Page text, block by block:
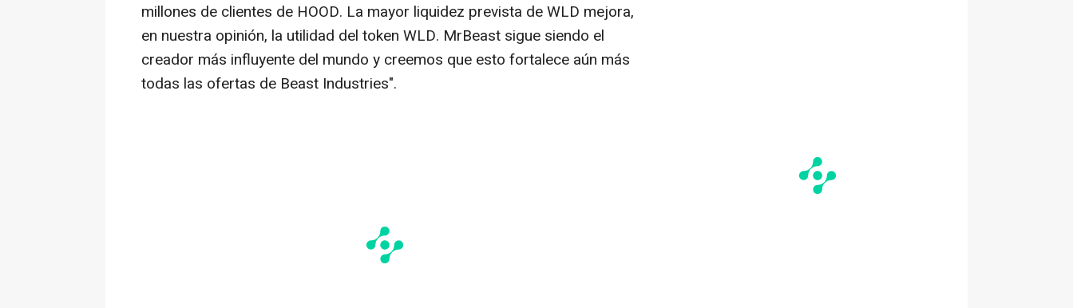
millones de clientes de HOOD. La mayor liquidez prevista de WLD mejora,
en nuestra opinión, la utilidad del token WLD. MrBeast sigue siendo el
creador más influyente del mundo y creemos que esto fortalece aún más
todas las ofertas de Beast Industries".